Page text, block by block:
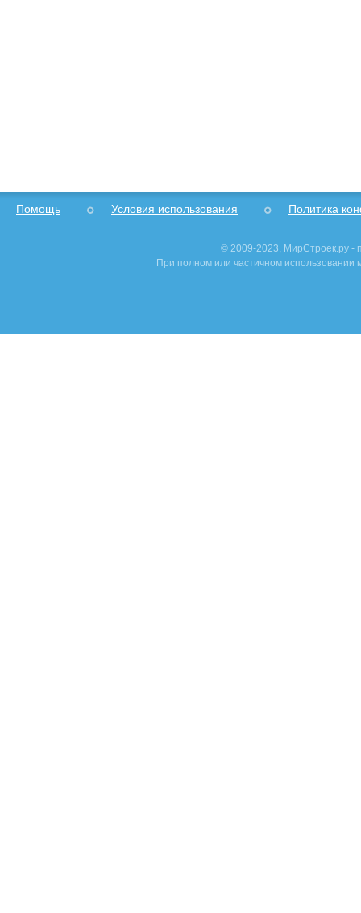
Помощь Условия использования Политика
© 2009-2023, МирСтроек.ру -
При полном или частичном использовании